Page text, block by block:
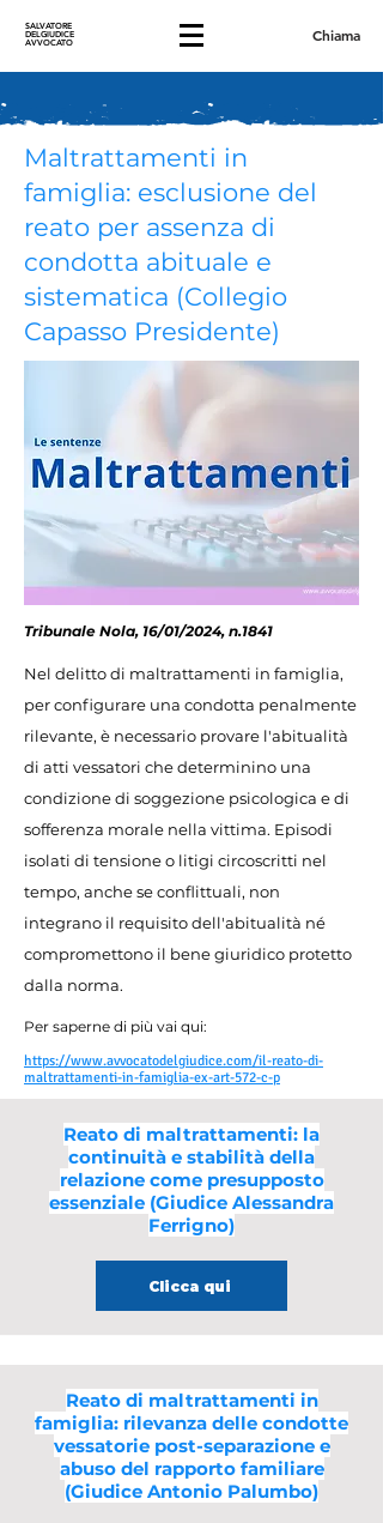
SALVATORE
DELGIUDICE
AVVOCATO Chiama
Maltrattamenti in
famiglia: esclusione del
reato per assenza di
condotta abituale e
sistematica (Collegio
Capasso Presidente)
Tribunale Nola, 16/01/2024, n.1841
Nel delitto di maltrattamenti in famiglia,
per configurare una condotta penalmente
rilevante, è necessario provare l'abitualità
di atti vessatori che determinino una
condizione di soggezione psicologica e di
sofferenza morale nella vittima. Episodi
isolati di tensione o litigi circoscritti nel
tempo, anche se conflittuali, non
integrano il requisito dell'abitualità né
compromettono il bene giuridico protetto
dalla norma.
Per saperne di più vai qui:
https://www.avvocatodelgiudice.com/il-reato-di-
maltrattamenti-in-famiglia-ex-art-572-c-p
Reato di maltrattamenti: la
continuità e stabilità della
relazione come presupposto
essenziale (Giudice Alessandra
Ferrigno)
Clicca qui
Reato di maltrattamenti in
famiglia: rilevanza delle condotte
vessatorie post-separazione e
abuso del rapporto familiare
(Giudice Antonio Palumbo)